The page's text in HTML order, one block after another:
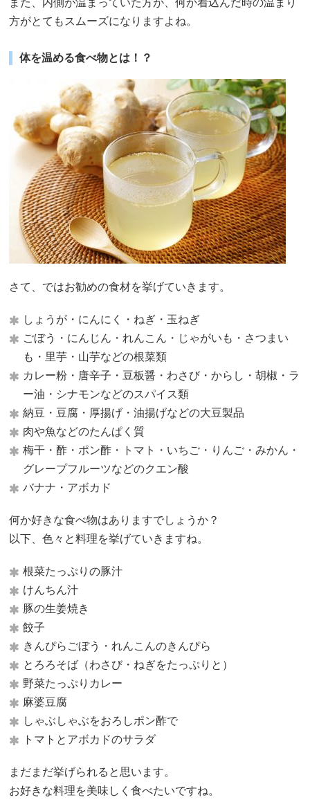
また、内側が温まっていた方が、何か着込んだ時の温まり
方がとてもスムーズになりますよね。
体を温める食べ物とは！？
さて、ではお勧めの食材を挙げていきます。
しょうが・にんにく・ねぎ・玉ねぎ
ごぼう・にんじん・れんこん・じゃがいも・さつまい
も・里芋・山芋などの根菜類
カレー粉・唐辛子・豆板醤・わさび・からし・胡椒・ラ
ー油・シナモンなどのスパイス類
納豆・豆腐・厚揚げ・油揚げなどの大豆製品
肉や魚などのたんぱく質
梅干・酢・ポン酢・トマト・いちご・りんご・みかん・
グレープフルーツなどのクエン酸
バナナ・アボカド
何か好きな食べ物はありますでしょうか？
以下、色々と料理を挙げていきますね。
根菜たっぷりの豚汁
けんちん汁
豚の生姜焼き
餃子
きんぴらごぼう・れんこんのきんぴら
とろろそば（わさび・ねぎをたっぷりと）
野菜たっぷりカレー
麻婆豆腐
しゃぶしゃぶをおろしポン酢で
トマトとアボカドのサラダ
まだまだ挙げられると思います。
お好きな料理を美味しく食べたいですね。